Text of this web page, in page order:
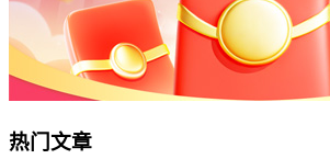
热门文章